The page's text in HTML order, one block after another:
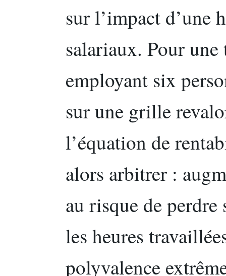
sur l’impact d’une
salariaux. Pour
employant six
sur une grille
l’équation de
alors arbitrer :
au risque de
les heures
polyvalence